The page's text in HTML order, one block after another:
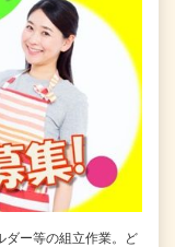
ダー等の組立作業。ど